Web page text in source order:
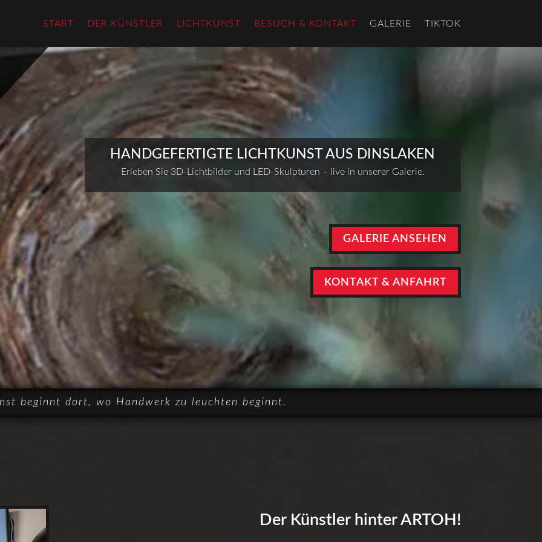
START DER KÜNSTLER LICHTKUNST BESUCH & KONTAKT GALERIE TIKTOK
HANDGEFERTIGTE LICHTKUNST AUS DINSLAKEN
Erleben Sie 3D-Lichtbilder und LED-Skulpturen – live in unserer Galerie.
GALERIE ANSEHEN
KONTAKT & ANFAHRT
beginnt dort, wo Handwerk zu leuchten beginnt.
Der Künstler hinter ARTOH!